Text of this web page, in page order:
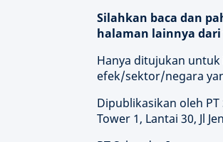
Silahkan baca dan
halaman lainnya
Hanya ditujukan
efek/sektor/negara
Dipublikasikan oleh
Tower 1, Lantai 30, Jl